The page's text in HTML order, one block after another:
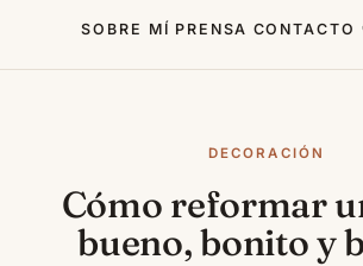
SOBRE MÍ PRENSA CONTACTO
DECORACIÓN
Cómo reformar
bueno, bonito y